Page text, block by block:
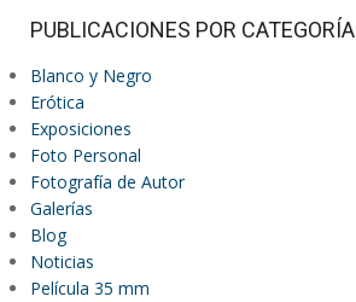
PUBLICACIONES POR CATEGORÍA
Blanco y Negro
Erótica
Exposiciones
Foto Personal
Fotografía de Autor
Galerías
Blog
Noticias
Película 35 mm